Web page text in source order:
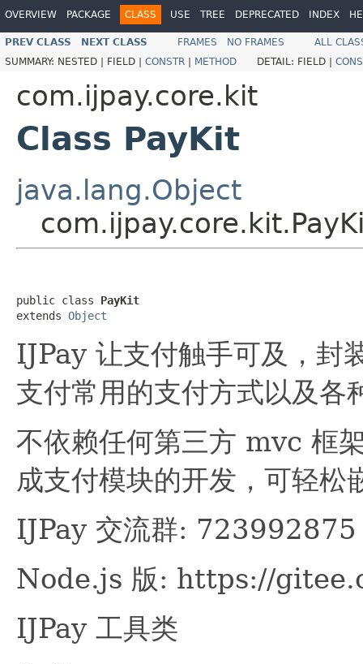
OVERVIEW PACKAGE CLASS USE TREE DEPRECATED INDEX
PREV CLASS NEXT CLASS FRAMES NO FRAMES
ALL
SUMMARY: NESTED | FIELD | CONSTR | METHOD DETAIL: FIELD |
com.ijpay.core.kit
Class PayKit
java.lang.Object
public class PayKit
extends Object
IJPay 让支付触手可及，封
支付常用的支付方式以及各
不依赖任何第三方 mvc 框
成支付模块的开发，可轻松
IJPay 交流群: 723992875
Node.js 版: https://
IJPay 工具类